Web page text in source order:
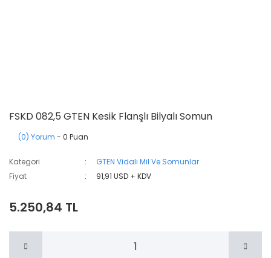
FSKD 082,5 GTEN Kesik Flanşlı Bilyalı Somun
(0) Yorum - 0 Puan
Kategori
GTEN Vidalı Mil Ve Somunlar
Fiyat
91,91 USD + KDV
5.250,84 TL